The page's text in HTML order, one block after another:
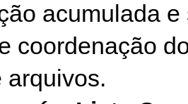
acumulada
coordenação
arquivos.